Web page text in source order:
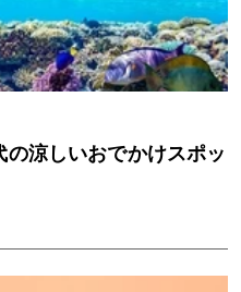
涼しいおでかけスポッ